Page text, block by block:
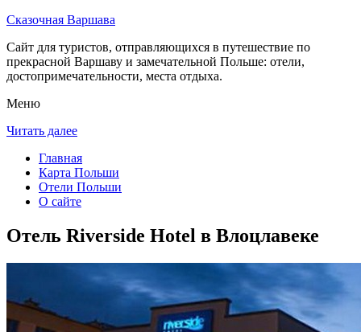
Сказочная Варшава
Сайт для туристов, отправляющихся в путешествие по
прекрасной Варшаву и замечательной Польше: отели,
достопримечательности, места отдыха.
Меню
Читать далее
Главная
Карта Польши
Отели Польши
О сайте
Отель Riverside Hotel в Влоцлавеке